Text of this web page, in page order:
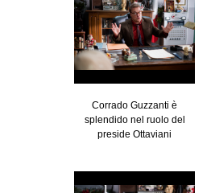
Corrado Guzzanti è
splendido nel ruolo del
preside Ottaviani